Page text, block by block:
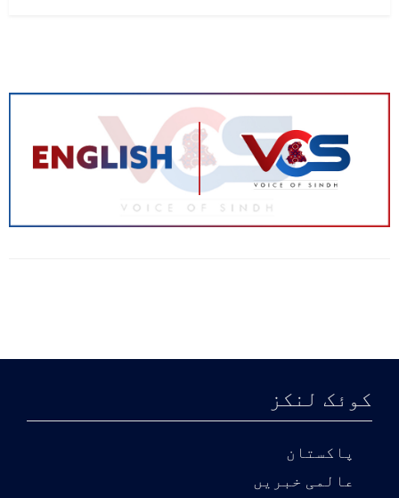
کوئک لنکز
پاکستان
عالمی خبریں